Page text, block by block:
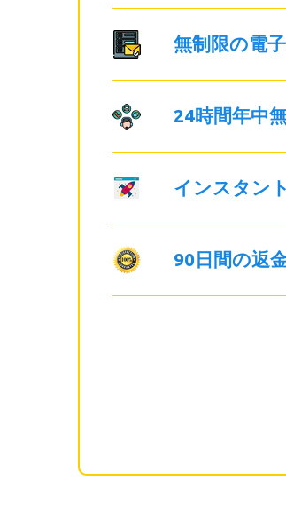
無制限の電
24時間年中
インスタン
90日間の返